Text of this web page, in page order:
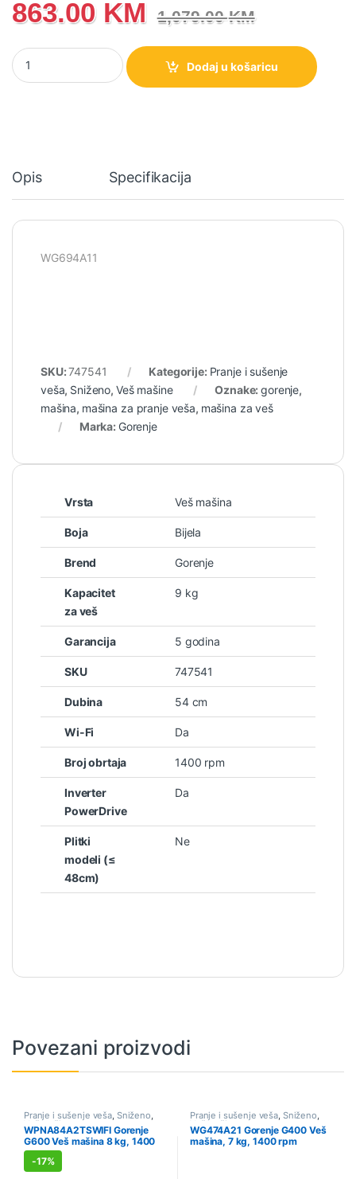
863.00 KM 1,079.00KM
WG694A11 Gorenje G600 Veš mašina, 9 kg, 1400 rpm količina
Dodaj u košaricu
Opis Specifikacija
WG694A11
SKU:747541 Kategorije: Pranje i sušenje
veša, Sniženo, Veš mašine Oznake:gorenje,
mašina, mašina za pranje veša, mašina za veš
Marka: Gorenje
Vrsta Veš mašina
Boja Bijela
Brend Gorenje
Kapacitet
za veš
9 kg
Garancija 5 godina
SKU 747541
Dubina 54 cm
Wi-Fi Da
Broj obrtaja 1400 rpm
Inverter
PowerDrive
Da
Plitki
modeli (≤
48cm)
Ne
Povezani proizvodi
Pranje i sušenje veša, Sniženo,
Veš mašine
WPNA84A2TSWIFI Gorenje
G600 Veš mašina 8 kg, 1400
rpm
-17%
Pranje i sušenje veša, Sniženo,
Veš mašine
WG474A21 Gorenje G400 Veš
mašina, 7 kg, 1400 rpm